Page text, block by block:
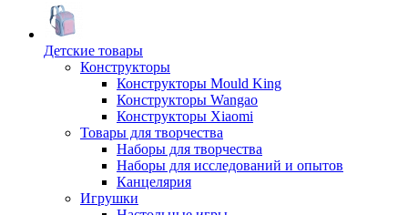
Детские товары
Конструкторы
Конструкторы Mould King
Конструкторы Wangao
Конструкторы Xiaomi
Товары для творчества
Наборы для творчества
Наборы для исследований и опытов
Канцелярия
Игрушки